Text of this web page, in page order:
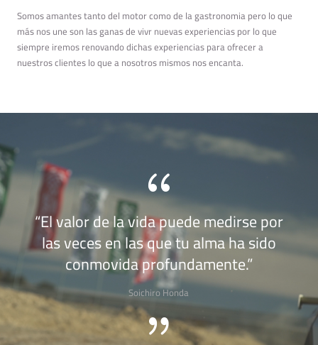
Somos amantes tanto del motor como de la gastronomia pero lo que
más nos une son las ganas de vivr nuevas experiencias por lo que
siempre iremos renovando dichas experiencias para ofrecer a
nuestros clientes lo que a nosotros mismos nos encanta.
{
“El valor de la vida puede medirse por
las veces en las que tu alma ha sido
conmovida profundamente.”
SoichiroHonda
{